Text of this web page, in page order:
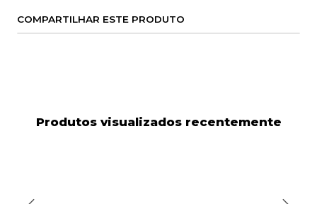
COMPARTILHAR ESTE PRODUTO
Produtos visualizados recentemente